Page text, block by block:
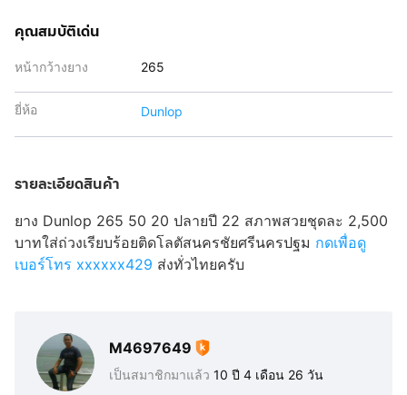
คุณสมบัติเด่น
หน้ากว้างยาง 265
ยี่ห้อ Dunlop
รายละเอียดสินค้า
ยาง Dunlop 265 50 20 ปลายปี 22 สภาพสวยชุดละ 2,500
บาทใส่ถ่วงเรียบร้อยติดโลตัสนครชัยศรีนครปฐม กดเพื่อดู
เบอร์โทร xxxxxx429 ส่งทั่วไทยครับ
M4697649
เป็นสมาชิกมาแล้ว 10 ปี 4 เดือน 26 วัน